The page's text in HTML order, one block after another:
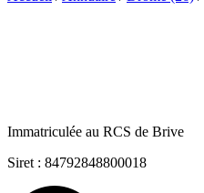
Immatriculée au RCS de Brive
Siret : 84792848800018